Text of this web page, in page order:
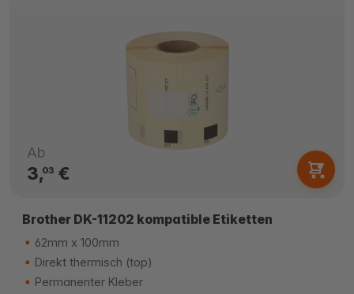
Ab
3,03€
Brother DK-11202 kompatible Etiketten
62mm x 100mm
Direkt thermisch (top)
Permanenter Kleber